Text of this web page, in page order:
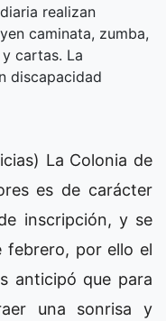
realizan
caminata, zumba,
cartas. La
discapacidad
La Colonia de
es de carácter
inscripción, y se
febrero, por ello el
anticipó que para
una sonrisa y